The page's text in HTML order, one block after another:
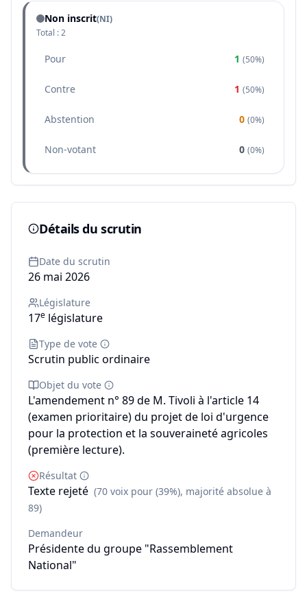
Non inscrit(NI)
Total :2
Pour 1 (50%)
Contre 1 (50%)
Abstention 0 (0%)
Non-votant 0 (0%)
Détails du scrutin
Date du scrutin
26 mai 2026
Législature
17e législature
Type de vote
Scrutin public ordinaire
Objet du vote
L'amendement n° 89 de M. Tivoli à l'article 14
(examen prioritaire) du projet de loi d'urgence
pour la protection et la souveraineté agricoles
(première lecture).
Résultat
Texte rejeté (70 voix pour (39%), majorité absolue à
89)
Demandeur
Présidente du groupe "Rassemblement
National"